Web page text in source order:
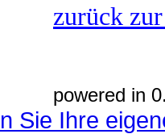
zurück
powered in
Sie Ihre